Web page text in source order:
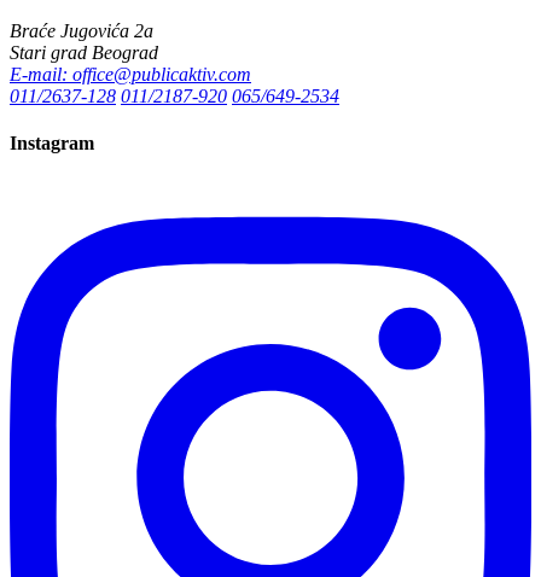
Braće Jugovića 2a
Stari grad Beograd
E-mail: office@publicaktiv.com
011/2637-128 011/2187-920 065/649-2534
Instagram